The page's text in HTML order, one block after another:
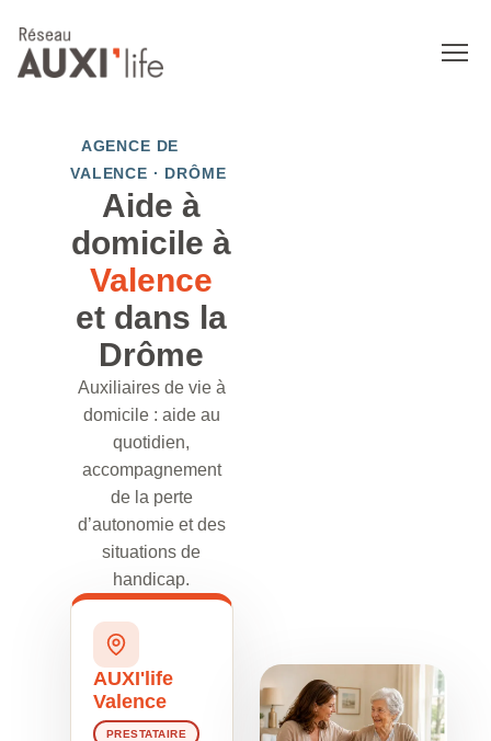
AGENCE DE
VALENCE · DRÔME
Aide à
domicile à
Valence
et dans la
Drôme
Auxiliaires de vie à
domicile : aide au
quotidien,
accompagnement
de la perte
d’autonomie et des
situations de
handicap.
AUXI'life
Valence
PRESTATAIRE